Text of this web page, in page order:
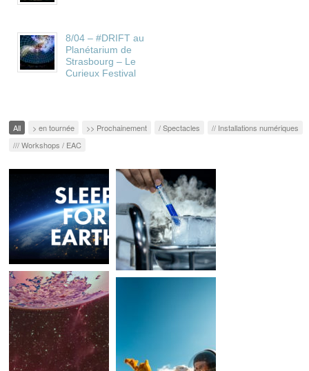
8/04 – #DRIFT au
Planétarium de
Strasbourg – Le
Curieux Festival
All > en tournée >> Prochainement / Spectacles
// Installations numériques
/// Workshops / EAC